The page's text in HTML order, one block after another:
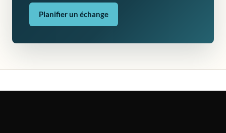
Planifier un échange